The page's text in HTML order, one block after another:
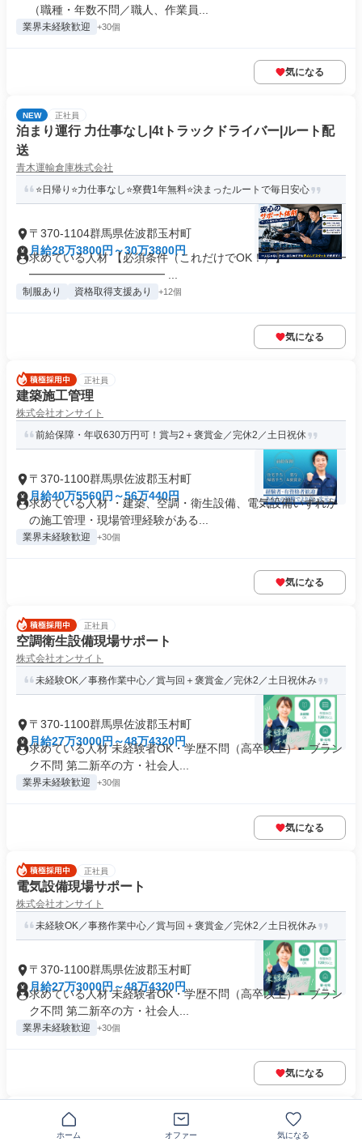
（職種・年数不問／職人、作業員...
業界未経験歓迎 +30個
気になる
NEW 正社員
泊まり運行 力仕事なし|4tトラックドライバー|ルート配
送
青木運輸倉庫株式会社
⭐日帰り⭐力仕事なし⭐寮費1年無料⭐決まったルートで毎日安心
〒370-1104群馬県佐波郡玉村町
月給28万3800円～30万3800円
求めている人材 【必須条件（これだけでOK！）】 ━━━━━
━━━━━━━━━━━━ ...
制服あり 資格取得支援あり +12個
気になる
正社員
建築施工管理
株式会社オンサイト
前給保障・年収630万円可！賞与2＋褒賞金／完休2／土日祝休
〒370-1100群馬県佐波郡玉村町
月給40万5560円～56万440円
求めている人材 ・建築、空調・衛生設備、電気設備いずれか
の施工管理・現場管理経験がある...
業界未経験歓迎 +30個
気になる
正社員
空調衛生設備現場サポート
株式会社オンサイト
未経験OK／事務作業中心／賞与回＋褒賞金／完休2／土日祝休み
〒370-1100群馬県佐波郡玉村町
月給27万3000円～48万4320円
求めている人材 未経験者OK・学歴不問（高卒以上）・ブラン
ク不問 第二新卒の方・社会人...
業界未経験歓迎 +30個
気になる
正社員
電気設備現場サポート
株式会社オンサイト
未経験OK／事務作業中心／賞与回＋褒賞金／完休2／土日祝休み
〒370-1100群馬県佐波郡玉村町
月給27万3000円～48万4320円
求めている人材 未経験者OK・学歴不問（高卒以上）・ブラン
ク不問 第二新卒の方・社会人...
業界未経験歓迎 +30個
気になる
正社員
物流倉庫での仕分け・工程管理
ホーム オファー 気になる